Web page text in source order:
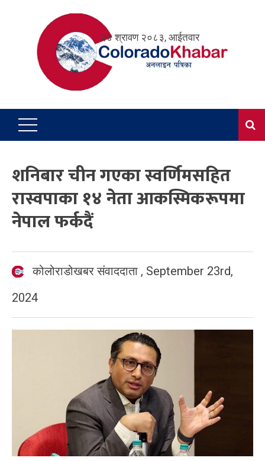
२४ श्रावण २०८३, आईतवार
शनिबार चीन गएका स्वर्णिमसहित
रास्वपाका १४ नेता आकस्मिकरूपमा
नेपाल फर्कदैं
कोलोराडोखबर संवाददाता , September 23rd,
2024